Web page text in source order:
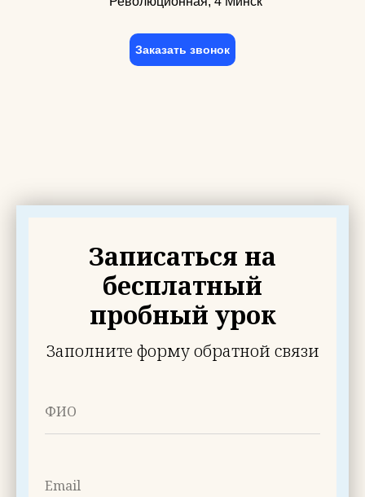
Заказать звонок
Записаться на
бесплатный
пробный урок
Заполните форму обратной связи